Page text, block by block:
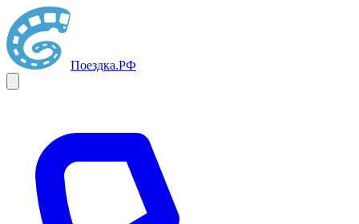
Поездка.РФ